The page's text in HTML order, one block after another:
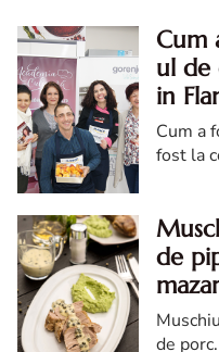
Cum
ul de
in
Cum a
fost la
de
de